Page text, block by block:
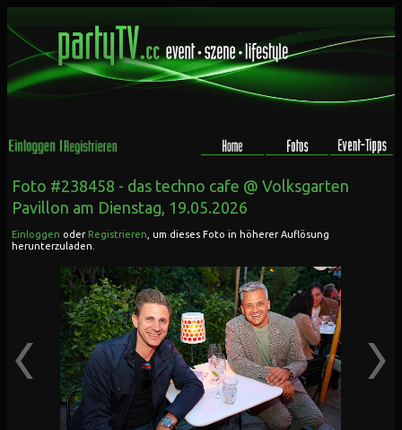
Foto #238458 - das techno cafe @ Volksgarten
Pavillon am Dienstag, 19.05.2026
Einloggen oder Registrieren , um dieses Foto in höherer Auflösung
herunterzuladen.